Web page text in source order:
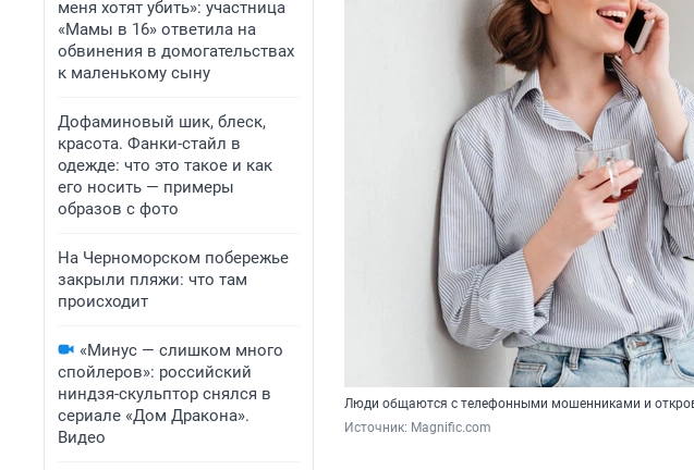
меня хотят убить»: участница
«Мамы в 16» ответила на
обвинения в домогательствах
к маленькому сыну
Дофаминовый шик, блеск,
красота. Фанки-стайл в
одежде: что это такое и как
его носить — примеры
образов с фото
На Черноморском побережье
закрыли пляжи: что там
происходит
«Минус — слишком много
спойлеров»: российский
ниндзя-скульптор снялся в
сериале «Дом Дракона».
Видео
Люди общаются с телефонными мошенниками и
Источник: Magnific.com